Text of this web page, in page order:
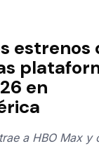
estrenos
en
a HBO Max y